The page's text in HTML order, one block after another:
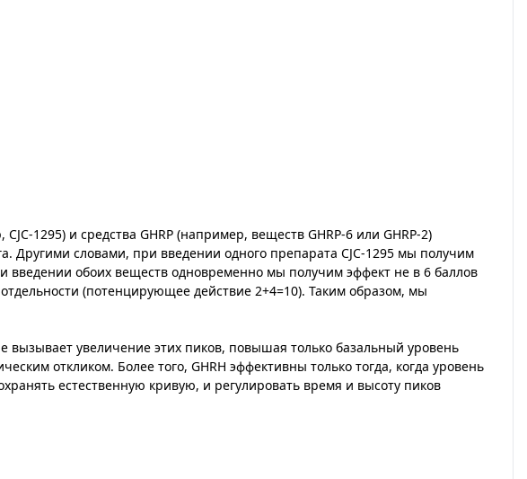
1295) и средства GHRP (например, веществ GHRP-6 или GHRP-2)
Другими словами, при введении одного препарата CJC-1295 мы получим
введении обоих веществ одновременно мы получим эффект не в 6 баллов
(потенцирующее действие 2+4=10). Таким образом, мы
вызывает увеличение этих пиков, повышая только базальный уровень
откликом. Более того, GHRH эффективны только тогда, когда уровень
естественную кривую, и регулировать время и высоту пиков